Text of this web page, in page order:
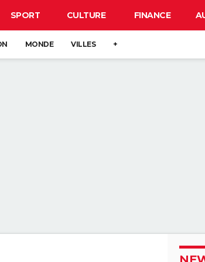
SPORT CULTURE FINANCE
MONDE VILLES +